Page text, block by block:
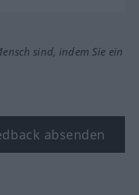
sind, indem Sie ein
absenden